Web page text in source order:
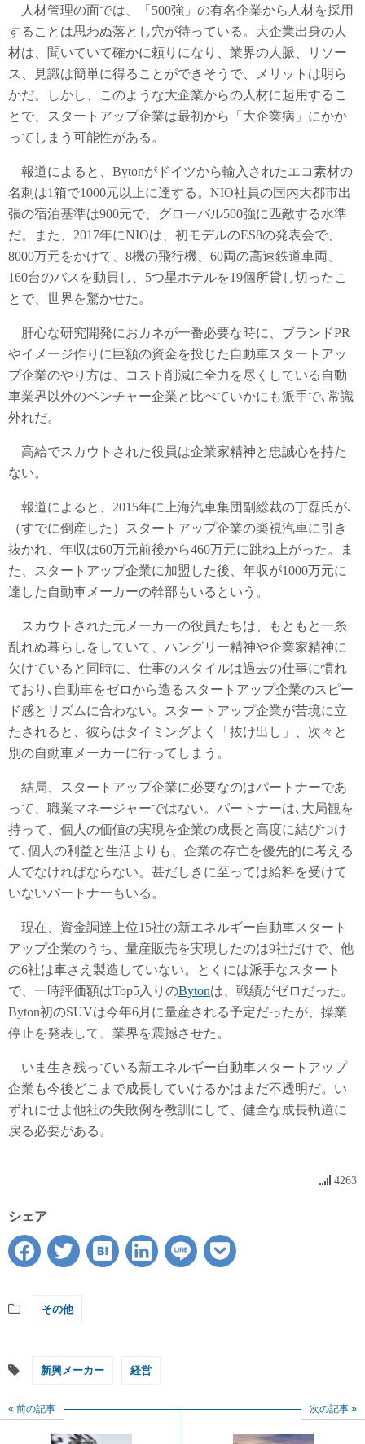
人材管理の面では、「500強」の有名企業から人材を採用
することは思わぬ落とし穴が待っている。大企業出身の人
材は、聞いていて確かに頼りになり、業界の人脈、リソー
ス、見識は簡単に得ることができそうで、メリットは明ら
かだ。しかし、このような大企業からの人材に起用するこ
とで、スタートアップ企業は最初から「大企業病」にかか
ってしまう可能性がある。
報道によると、Bytonがドイツから輸入されたエコ素材の
名刺は1箱で1000元以上に達する。NIO社員の国内大都市出
張の宿泊基準は900元で、グローバル500強に匹敵する水準
だ。また、2017年にNIOは、初モデルのES8の発表会で、
8000万元をかけて、8機の飛行機、60両の高速鉄道車両、
160台のバスを動員し、5つ星ホテルを19個所貸し切ったこ
とで、世界を驚かせた。
肝心な研究開発におカネが一番必要な時に、ブランドPR
やイメージ作りに巨額の資金を投じた自動車スタートアッ
プ企業のやり方は、コスト削減に全力を尽くしている自動
車業界以外のベンチャー企業と比べていかにも派手で､常識
外れだ。
高給でスカウトされた役員は企業家精神と忠誠心を持た
ない。
報道によると、2015年に上海汽車集団副総裁の丁磊氏が､
（すでに倒産した）スタートアップ企業の楽視汽車に引き
抜かれ、年収は60万元前後から460万元に跳ね上がった。ま
た、スタートアップ企業に加盟した後、年収が1000万元に
達した自動車メーカーの幹部もいるという。
スカウトされた元メーカーの役員たちは、もともと一糸
乱れぬ暮らしをしていて、ハングリー精神や企業家精神に
欠けていると同時に、仕事のスタイルは過去の仕事に慣れ
ており､自動車をゼロから造るスタートアップ企業のスピー
ド感とリズムに合わない。スタートアップ企業が苦境に立
たされると、彼らはタイミングよく「抜け出し」、次々と
別の自動車メーカーに行ってしまう。
結局、スタートアップ企業に必要なのはパートナーであ
って、職業マネージャーではない。パートナーは､大局観を
持って、個人の価値の実現を企業の成長と高度に結びつけ
て､個人の利益と生活よりも、企業の存亡を優先的に考える
人でなければならない。甚だしきに至っては給料を受けて
いないパートナーもいる。
現在、資金調達上位15社の新エネルギー自動車スタート
アップ企業のうち、量産販売を実現したのは9社だけで、他
の6社は車さえ製造していない。とくには派手なスタート
で、一時評価額はTop5入りのBytonは、戦績がゼロだった。
Byton初のSUVは今年6月に量産される予定だったが、操業
停止を発表して、業界を震撼させた。
いま生き残っている新エネルギー自動車スタートアップ
企業も今後どこまで成長していけるかはまだ不透明だ。い
ずれにせよ他社の失敗例を教訓にして、健全な成長軌道に
戻る必要がある。
4263
シェア
その他
新興メーカー 経営
前の記事 次の記事